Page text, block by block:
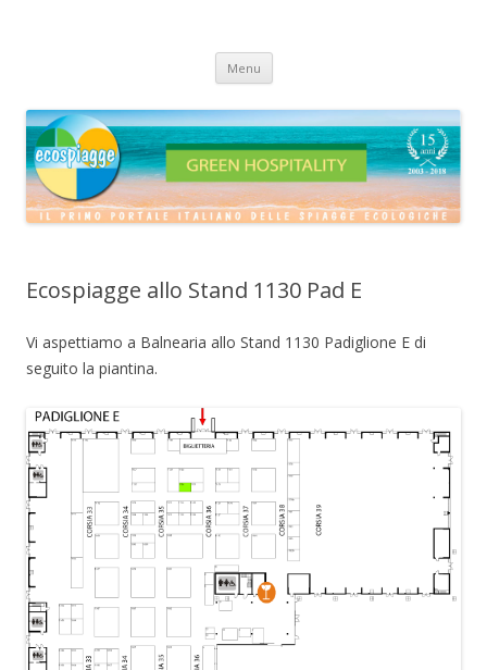
Menu Vai
contenuto
Ecospiagge allo Stand 1130 Pad E
Vi aspettiamo a Balnearia allo Stand 1130 Padiglione E di
seguito la piantina.